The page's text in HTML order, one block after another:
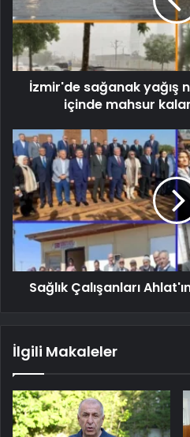
İzmir'de sağanak yağış
içinde mahsur
Sağlık Çalışanları
İlgili Makaleler